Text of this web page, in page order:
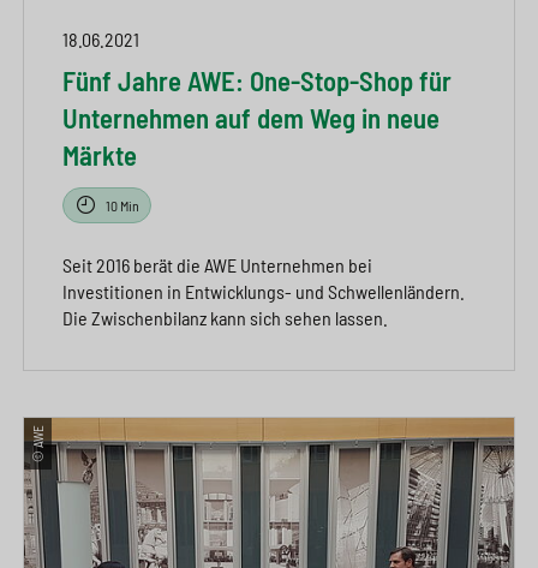
18.06.2021
Fünf Jahre AWE: One-Stop-Shop für
Unternehmen auf dem Weg in neue
Märkte
10 Min
Seit 2016 berät die AWE Unternehmen bei
Investitionen in Entwicklungs- und Schwellenländern.
Die Zwischenbilanz kann sich sehen lassen.
© AWE